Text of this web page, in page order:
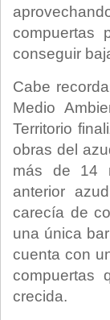
compuertas
conseguir
Cabe
Medio
Territorio
obras del
más de 14
anterior
carecía de
una única
cuenta con
compuertas
crecida.